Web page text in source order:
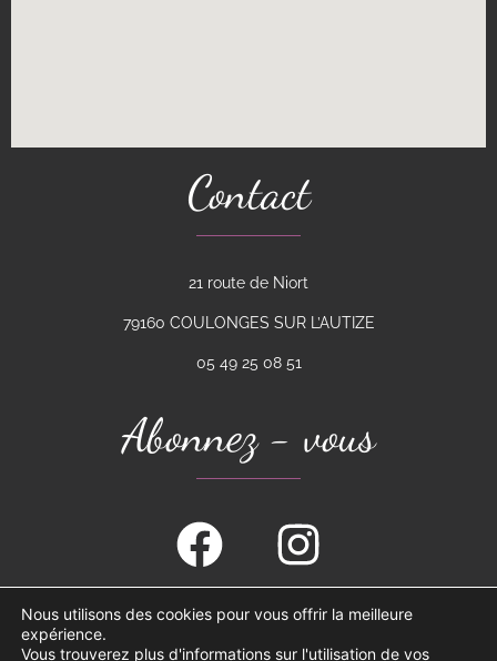
Contact
21 route de Niort
79160 COULONGES SUR L’AUTIZE
05 49 25 08 51
Abonnez - vous
Mentions
légales et
Nous utilisons des cookies pour vous offrir la meilleure
expérience.
Vous trouverez plus d'informations sur l'utilisation de vos